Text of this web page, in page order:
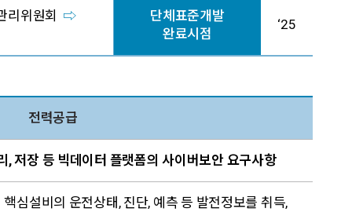
리위원회
단체표준개발
완료시점
‘25
전력공급
저장 등 빅데이터 플랫폼의 사이버보안 요구사항
심설비의 운전상태, 진단, 예측 등 발전정보를 취득,